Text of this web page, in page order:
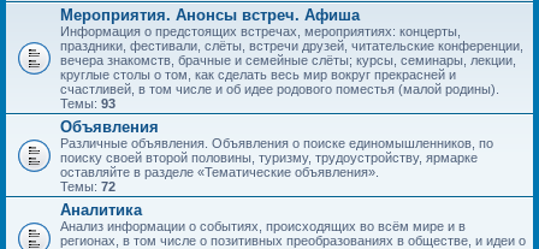
Мероприятия. Анонсы встреч. Афиша
Информация о предстоящих встречах, мероприятиях: концерты,
праздники, фестивали, слёты, встречи друзей, читательские конференции,
вечера знакомств, брачные и семейные слёты; курсы, семинары, лекции,
круглые столы о том, как сделать весь мир вокруг прекрасней и
счастливей, в том числе и об идее родового поместья (малой родины).
Темы: 93
Объявления
Различные объявления. Объявления о поиске единомышленников, по
поиску своей второй половины, туризму, трудоустройству, ярмарке
оставляйте в разделе «Тематические объявления».
Темы: 72
Аналитика
Анализ информации о событиях, происходящих во всём мире и в
регионах, в том числе о позитивных преобразованиях в обществе, и идеи о